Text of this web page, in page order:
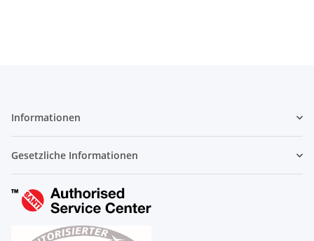
Informationen
Gesetzliche Informationen